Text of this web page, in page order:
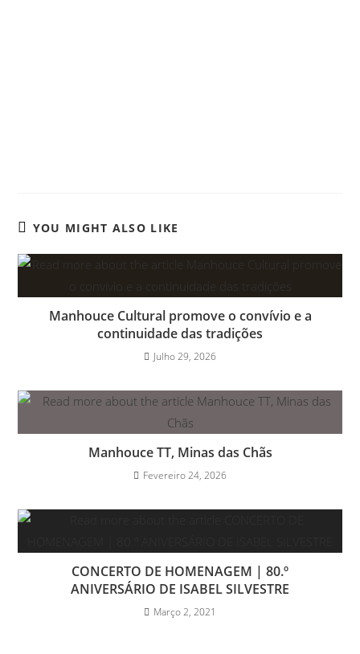
YOU MIGHT ALSO LIKE
Manhouce Cultural promove o convívio e a
continuidade das tradições
Julho 29, 2026
Manhouce TT, Minas das Chãs
Fevereiro 24, 2026
CONCERTO DE HOMENAGEM | 80.º
ANIVERSÁRIO DE ISABEL SILVESTRE
Março 2, 2021